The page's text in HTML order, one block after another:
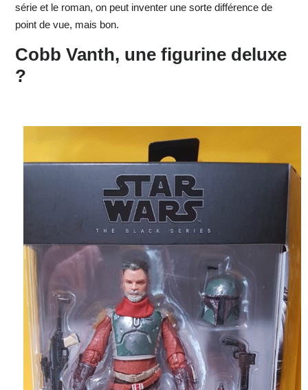
série et le roman, on peut inventer une sorte différence de
point de vue, mais bon.
Cobb Vanth, une figurine deluxe
?